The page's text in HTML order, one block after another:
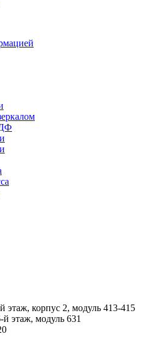
этаж, корпус 2, модуль 413-415
этаж, модуль 631